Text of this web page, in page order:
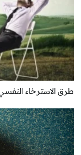
طرق الاسترخاء